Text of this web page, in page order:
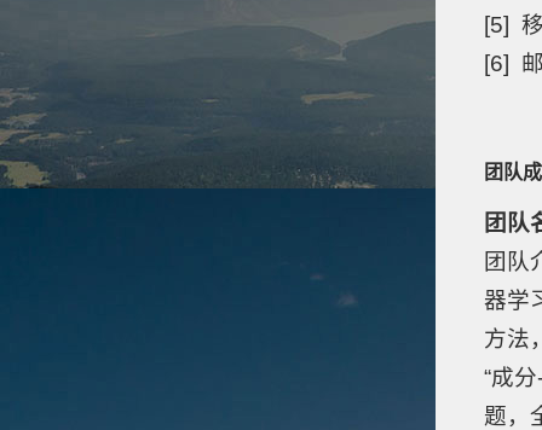
[5]
[6]
团队
团队
团队
器学
方法
“成
题，